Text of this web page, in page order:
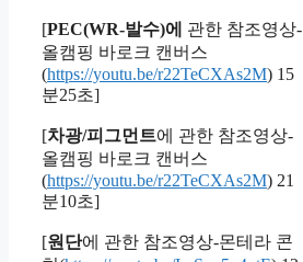
[PEC(WR-발수)에
관한 참조영상-
올캠핑 바로크 캔버스
(https://youtu.be/r22TeCXAs2M) 15
분25초]
[차광/피그먼트에 관한 참조영상-
올캠핑 바로크 캔버스
(https://youtu.be/r22TeCXAs2M) 21
분10초]
[원단에 관한 참조영상-몬테라 콘